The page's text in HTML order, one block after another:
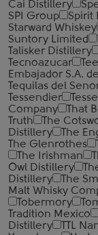
Cai Distillery
SPI Group
Spirit
Starward Whiskey
Suntory Limited
Talisker Distillery
Tecnoazucar
Embajador S.A.
Tequilas del
Tessendier
Company
That
Truth
The
Distillery
The
The Glenrothes
The Irishman
Owl Distillery
Distillery
The
Malt Whisky
Tobermory
Tradition Mexico
Distillery
TTL